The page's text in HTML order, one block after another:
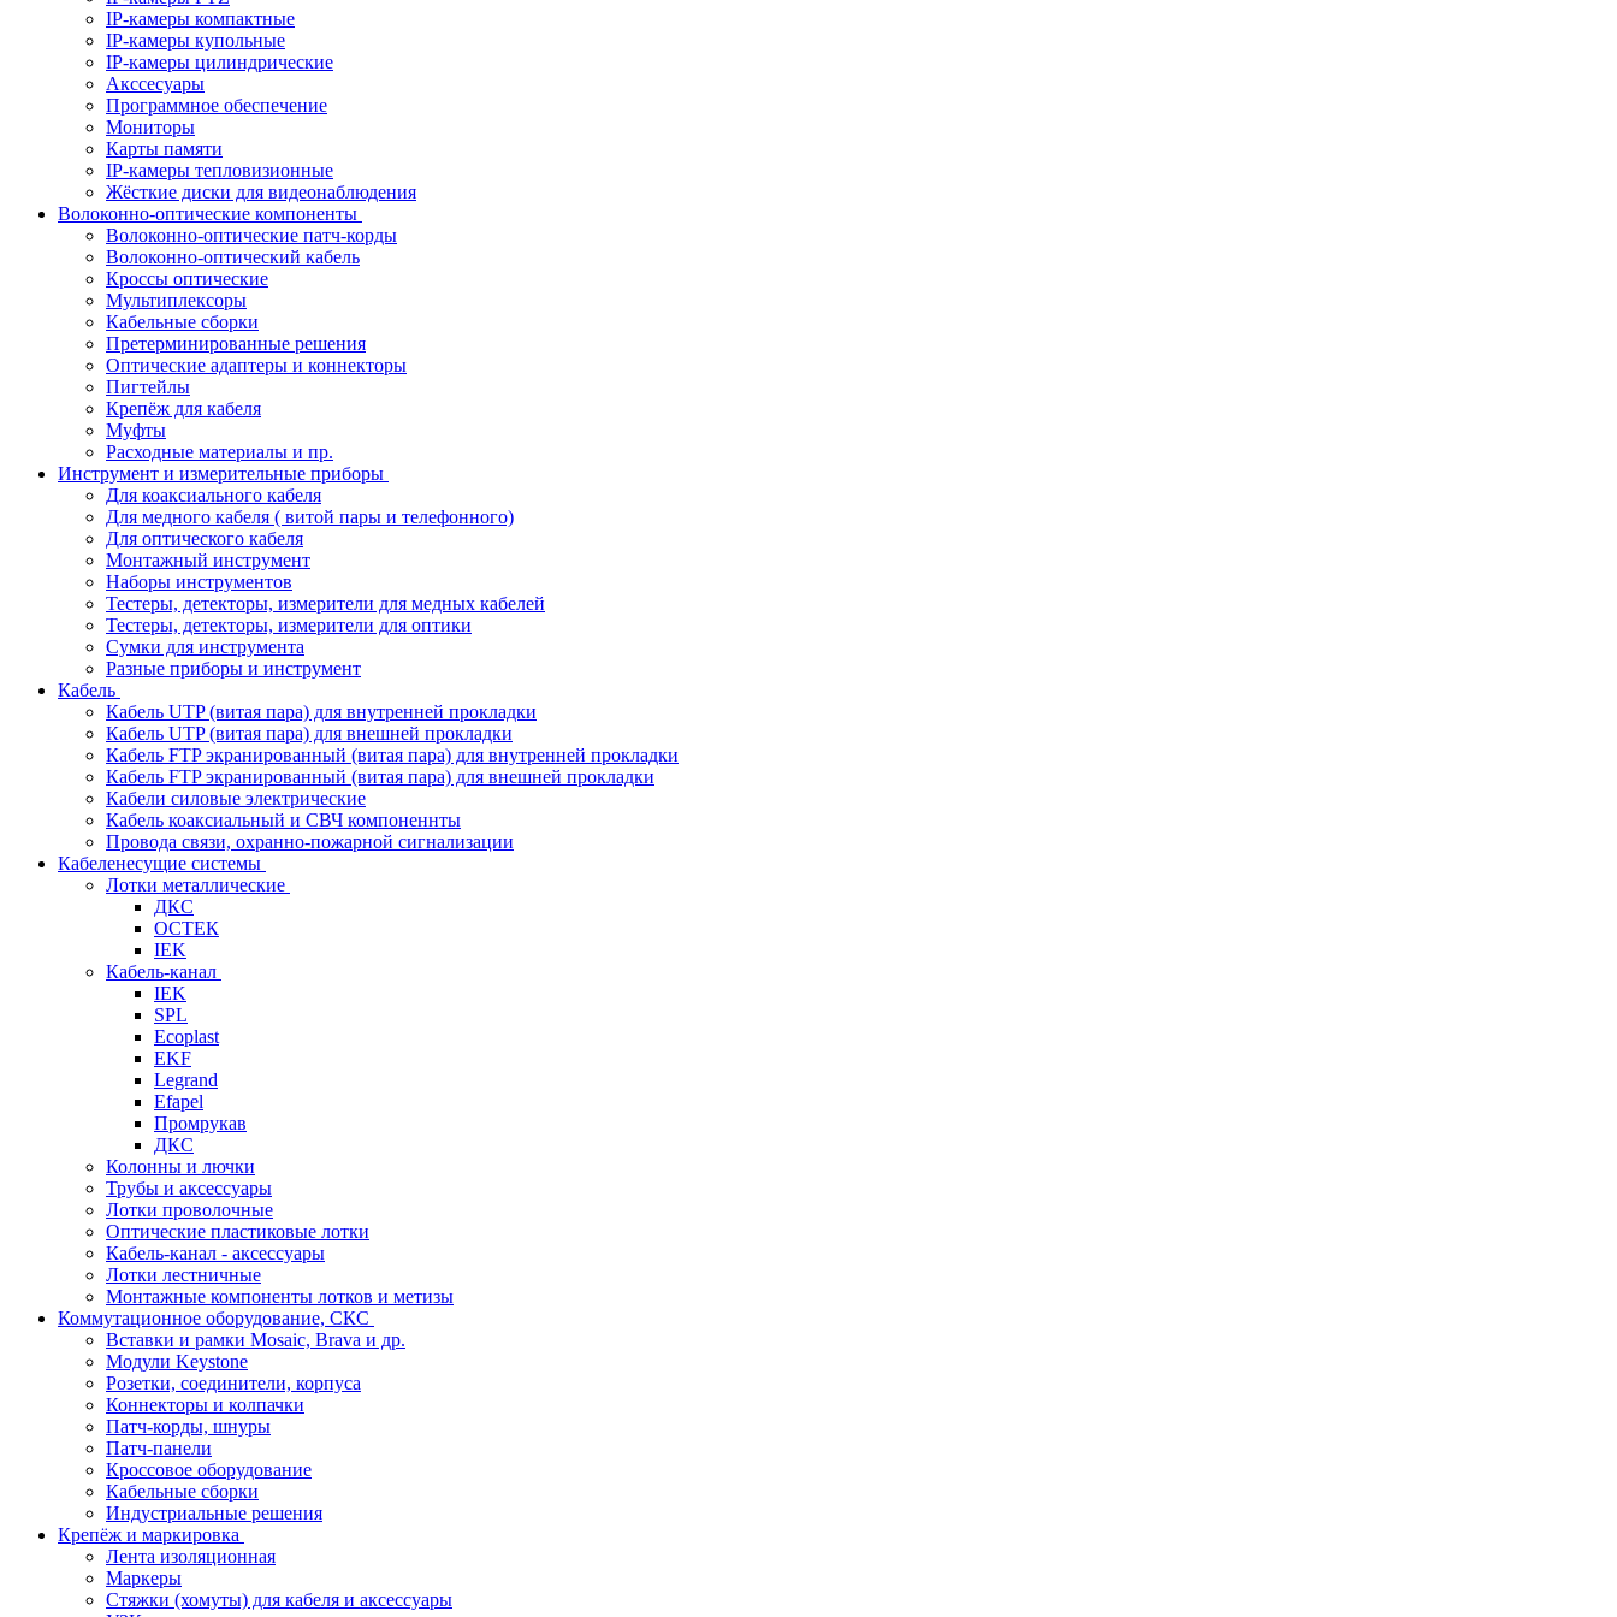
IP-камеры компактные
IP-камеры купольные
IP-камеры цилиндрические
Акссесуары
Программное обеспечение
Мониторы
Карты памяти
IP-камеры тепловизионные
Жёсткие диски для видеонаблюдения
Волоконно-оптические компоненты
Волоконно-оптические патч-корды
Волоконно-оптический кабель
Кроссы оптические
Мультиплексоры
Кабельные сборки
Претерминированные решения
Оптические адаптеры и коннекторы
Пигтейлы
Крепёж для кабеля
Муфты
Расходные материалы и пр.
Инструмент и измерительные приборы
Для коаксиального кабеля
Для медного кабеля ( витой пары и телефонного)
Для оптического кабеля
Монтажный инструмент
Наборы инструментов
Тестеры, детекторы, измерители для медных кабелей
Тестеры, детекторы, измерители для оптики
Сумки для инструмента
Разные приборы и инструмент
Кабель
Кабель UTP (витая пара) для внутренней прокладки
Кабель UTP (витая пара) для внешней прокладки
Кабель FTP экранированный (витая пара) для внутренней прокладки
Кабель FTP экранированный (витая пара) для внешней прокладки
Кабели силовые электрические
Кабель коаксиальный и СВЧ компоненнты
Провода связи, охранно-пожарной сигнализации
Кабеленесущие системы
Лотки металлические
ДКС
ОСТЕК
IEK
Кабель-канал
IEK
SPL
Ecoplast
EKF
Legrand
Efapel
Промрукав
ДКС
Колонны и лючки
Трубы и аксессуары
Лотки проволочные
Оптические пластиковые лотки
Кабель-канал - аксессуары
Лотки лестничные
Монтажные компоненты лотков и метизы
Коммутационное оборудование, СКС
Вставки и рамки Mosaic, Brava и др.
Модули Keystone
Розетки, соединители, корпуса
Коннекторы и колпачки
Патч-корды, шнуры
Патч-панели
Кроссовое оборудование
Кабельные сборки
Индустриальные решения
Крепёж и маркировка
Лента изоляционная
Маркеры
Стяжки (хомуты) для кабеля и аксессуары